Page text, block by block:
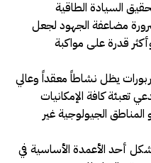
السيادة الطاقية
مضاعفة الجهود لجعل
قدرة على مواكبة
يظل نشاطاً معقداً وعالي
تعبئة كافة الإمكانيات
الجيولوجية غير
أحد الأعمدة الأساسية في